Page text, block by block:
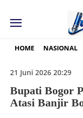
HOME NASIONAL
21 Juni 2026 20:29
Bupati Bogor
Atasi Banjir